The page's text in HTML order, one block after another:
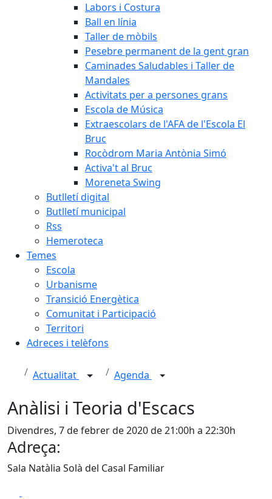
Labors i Costura
Ball en línia
Taller de mòbils
Pesebre permanent de la gent gran
Caminades Saludables i Taller de
Mandales
Activitats per a persones grans
Escola de Música
Extraescolars de l'AFA de l'Escola El
Bruc
Rocòdrom Maria Antònia Simó
Activa't al Bruc
Moreneta Swing
Butlletí digital
Butlletí municipal
Rss
Hemeroteca
Temes
Escola
Urbanisme
Transició Energètica
Comunitat i Participació
Territori
Adreces i telèfons
Actualitat Agenda
Anàlisi i Teoria d'Escacs
Divendres, 7 de febrer de 2020 de 21:00h a 22:30h
Adreça:
Sala Natàlia Solà del Casal Familiar